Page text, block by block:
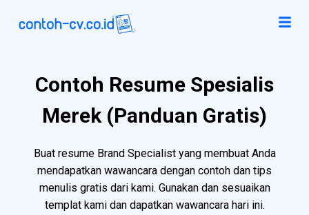
Contoh Resume Spesialis
Merek (Panduan Gratis)
Buat resume Brand Specialist yang membuat Anda
mendapatkan wawancara dengan contoh dan tips
menulis gratis dari kami. Gunakan dan sesuaikan
templat kami dan dapatkan wawancara hari ini.